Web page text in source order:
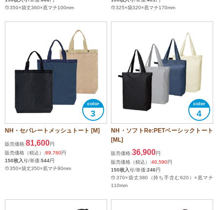
巾350×袋丈360×底マチ100mm
巾325×袋320×底マチ170mm
3
NH・セパレートメッシュトート [M]
販売価格:81,600円
販売価格（税込）:89,760円
150枚入り/単価:544円
巾350×袋丈350×底マチ90mm
4
NH・ソフトRe:PETベーシックトート
[ML]
販売価格:36,900円
販売価格（税込）:40,590円
150枚入り/単価:246円
巾370×袋丈380（持ち手含む620）×底マチ
110mm